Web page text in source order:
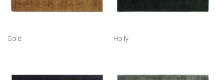
Gold Holly